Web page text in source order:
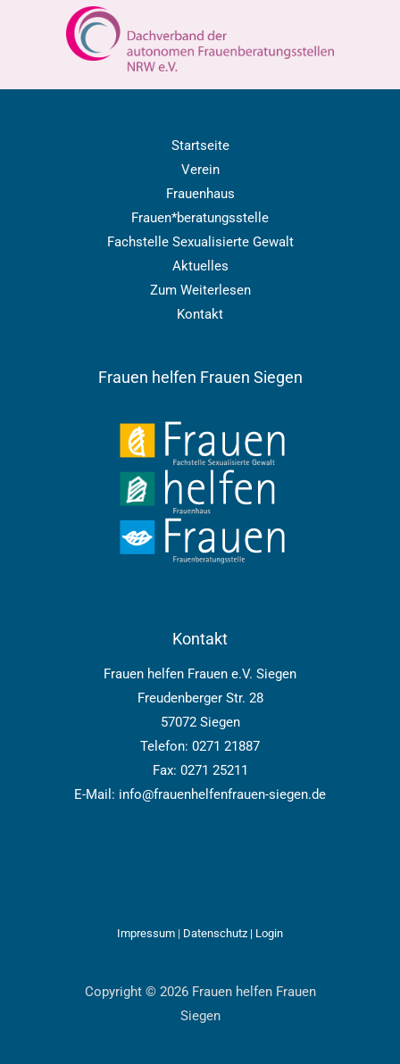
Startseite
Verein
Frauenhaus
Frauen*beratungsstelle
Fachstelle Sexualisierte Gewalt
Aktuelles
Zum Weiterlesen
Kontakt
Frauen helfen Frauen Siegen
Kontakt
Frauen helfen Frauen e.V. Siegen
Freudenberger Str. 28
57072 Siegen
Telefon: 0271 21887
Fax: 0271 25211
E-Mail: info@frauenhelfenfrauen-siegen.de
Copyright © 2026 Frauen helfen Frauen
Siegen
Impressum | Datenschutz | Login